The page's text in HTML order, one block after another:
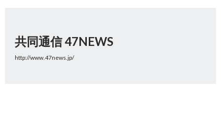
共同通信 47NEWS
http://www.47news.jp/